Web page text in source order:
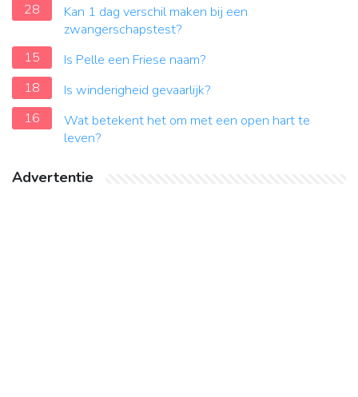
28
Kan 1 dag verschil maken bij een
zwangerschapstest?
15
Is Pelle een Friese naam?
18
Is winderigheid gevaarlijk?
16
Wat betekent het om met een open hart te
leven?
Advertentie